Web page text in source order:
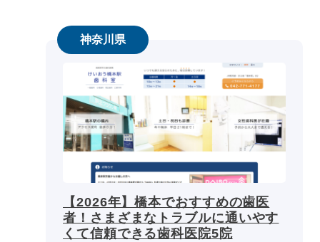
神奈川県
【2026年】橋本でおすすめの歯医
者！さまざまなトラブルに通いやす
くて信頼できる歯科医院5院